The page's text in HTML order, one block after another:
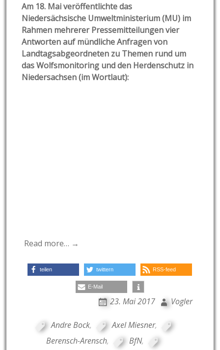
Am 18. Mai veröffentlichte das
Niedersächsische Umweltministerium (MU) im
Rahmen mehrerer Pressemitteilungen vier
Antworten auf mündliche Anfragen von
Landtagsabgeordneten zu Themen rund um
das Wolfsmonitoring und den Herdenschutz in
Niedersachsen (im Wortlaut):
Read more… →
teilen twittern RSS-feed
E-Mail
23. Mai 2017 Vogler
Andre Bock, Axel Miesner,
Berensch-Arensch, BfN,